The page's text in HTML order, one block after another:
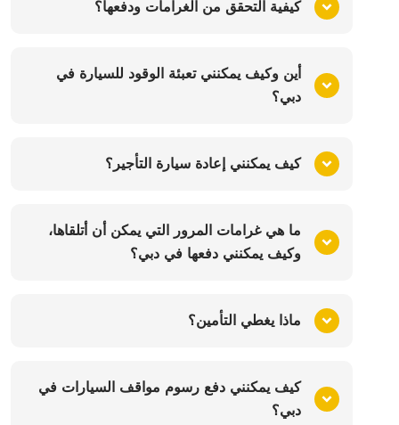
كيفية التحقق من الغرامات ودفعها؟
أين وكيف يمكنني تعبئة الوقود للسيارة في
دبي؟
كيف يمكنني إعادة سيارة التأجير؟
ما هي غرامات المرور التي يمكن أن أتلقاها،
وكيف يمكنني دفعها في دبي؟
ماذا يغطي التأمين؟
كيف يمكنني دفع رسوم مواقف السيارات في
دبي؟